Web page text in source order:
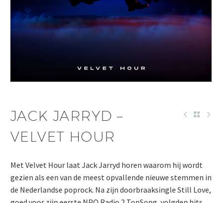
JACK JARRYD –
VELVET HOUR
Met Velvet Hour laat Jack Jarryd horen waarom hij wordt
gezien als een van de meest opvallende nieuwe stemmen in
de Nederlandse poprock. Na zijn doorbraaksingle Still Love,